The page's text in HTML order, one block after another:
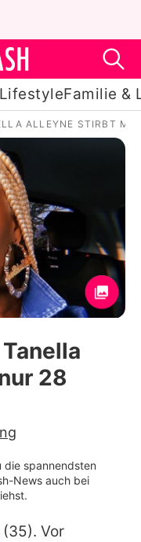
LifestyleFamilie &
ALLEYNE STIRBT
28
die spannendsten
News auch bei
(35). Vor